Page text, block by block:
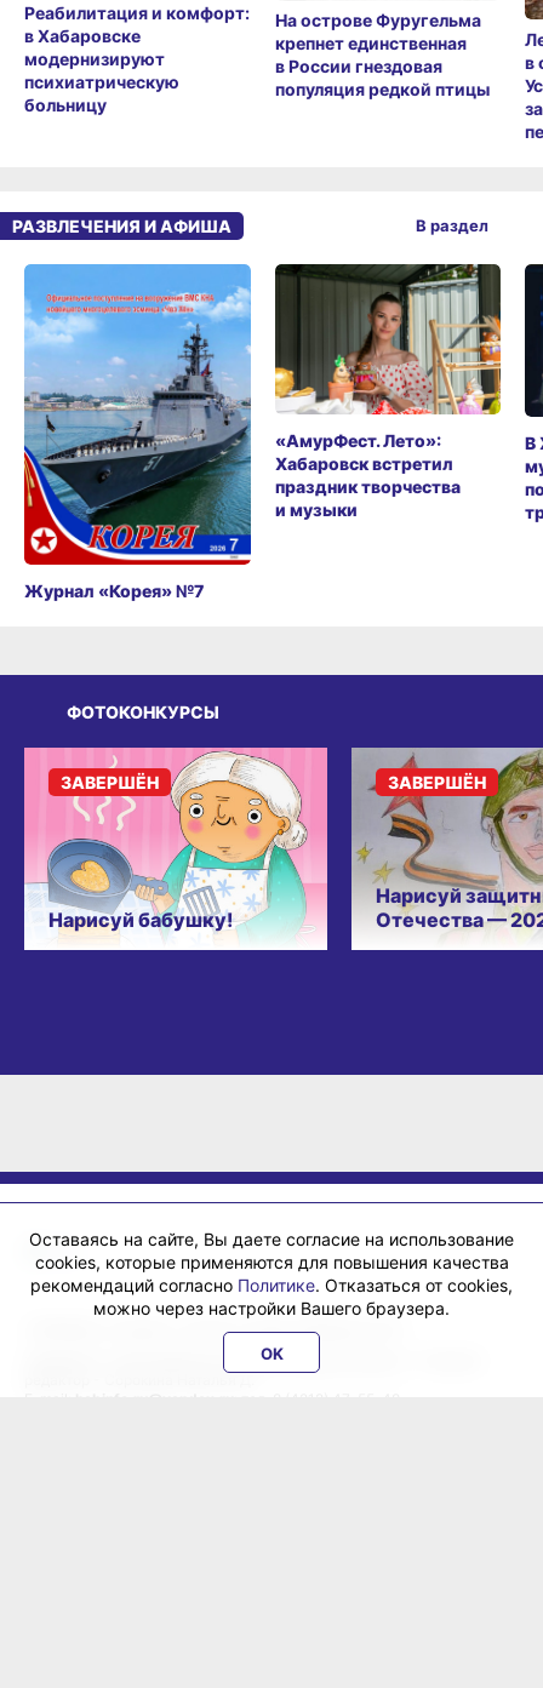
Реабилитация и комфорт:
в Хабаровске
модернизируют
психиатрическую
больницу
На острове Фуругельма
крепнет единственная
в России гнездовая
популяция редкой птицы
в
РАЗВЛЕЧЕНИЯ И АФИША
Журнал «Корея» №7
«АмурФест. Лето»:
Хабаровск встретил
праздник творчества
и музыки
В
В раздел
ФОТОКОНКУРСЫ
Нарисуй бабушку!
ЗАВЕРШЁН
Нарисуй
Отечества —
ЗАВЕРШЁН
«ХабИнфо»: интернет-журнал города Хабаровска 16+
Учредитель: ООО Издательский дом «Гранд Экспресс». Главный
Оставаясь на сайте, Вы даете согласие на использование
cookies, которые применяются для повышения качества
рекомендаций согласно Политике. Отказаться от cookies,
можно через настройки Вашего браузера.
OK